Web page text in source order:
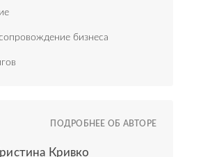
бизнеса
ПОДРОБНЕЕ ОБ АВТОРЕ
Кривко